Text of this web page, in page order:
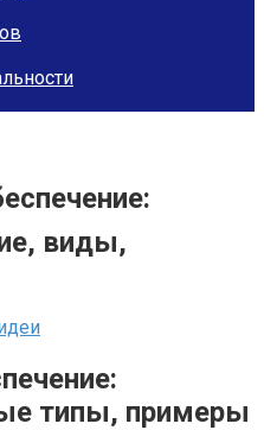
виды,
типы, примеры